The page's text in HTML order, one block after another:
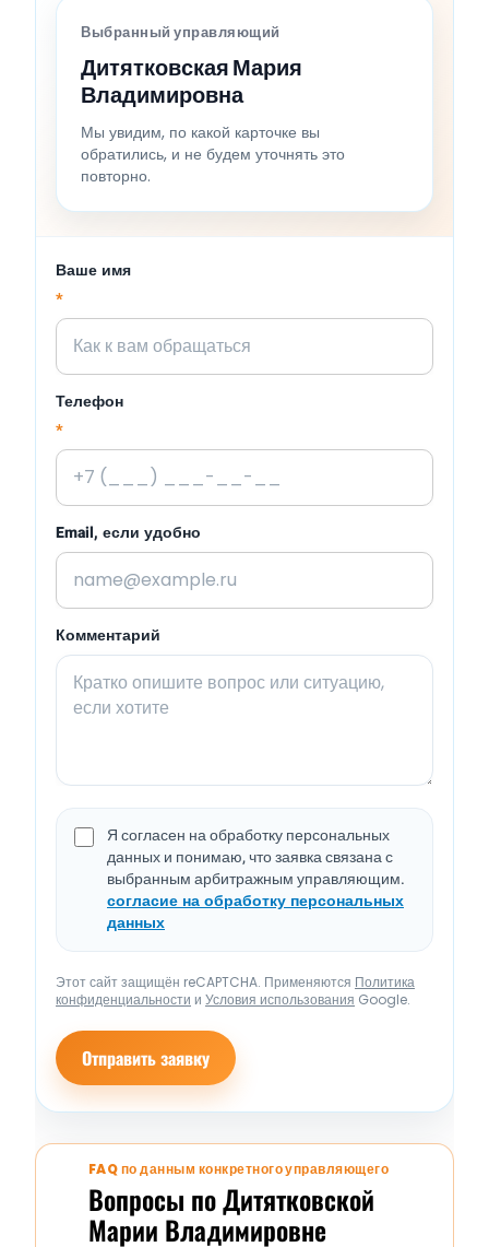
Выбранный управляющий
Дитятковская Мария
Владимировна
Мы увидим, по какой карточке вы
обратились, и не будем уточнять это
повторно.
Ваше имя
*
Телефон
*
Email, если удобно
Комментарий
Я согласен на обработку персональных
данных и понимаю, что заявка связана с
выбранным арбитражным управляющим.
согласие на обработку персональных
данных
Этот сайт защищён reCAPTCHA. Применяются Политика
конфиденциальности и Условия использования Google.
Отправить заявку
FAQ по данным конкретного управляющего
Вопросы по Дитятковской
Марии Владимировне